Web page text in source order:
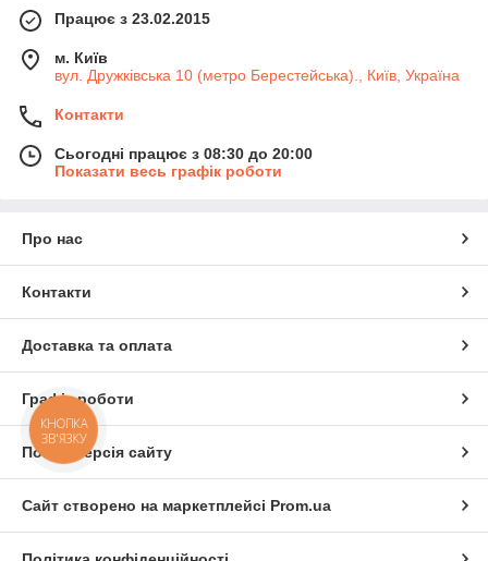
Працює з 23.02.2015
м. Київ
вул. Дружківська 10 (метро Берестейська)., Київ, Україна
Контакти
Сьогодні працює з 08:30 до 20:00
Показати весь графік роботи
Про нас
Контакти
Доставка та оплата
Графік роботи
Повна версія сайту
Сайт створено на маркетплейсі Prom.ua
КНОПКА
ЗВ'ЯЗКУ